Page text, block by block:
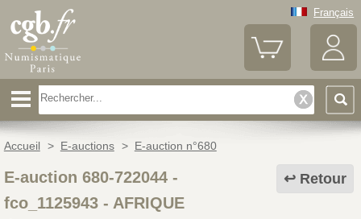
Français
Accueil > E-auctions > E-auction n°680
Retour
E-auction 680-722044 -
fco_1125943- AFRIQUE